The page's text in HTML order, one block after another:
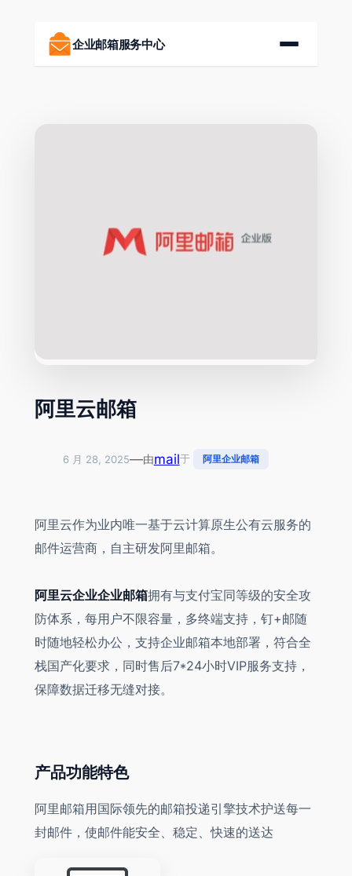
企业邮箱服务中心
阿里云邮箱
6 月 28, 2025—由mail于 阿里企业邮箱
阿里云作为业内唯一基于云计算原生公有云服务的
邮件运营商，自主研发阿里邮箱。
阿里云企业企业邮箱拥有与支付宝同等级的安全攻
防体系，每用户不限容量，多终端支持，钉+邮随
时随地轻松办公，支持企业邮箱本地部署，符合全
栈国产化要求，同时售后7*24小时VIP服务支持，
保障数据迁移无缝对接。
产品功能特色
阿里邮箱用国际领先的邮箱投递引擎技术护送每一
封邮件，使邮件能安全、稳定、快速的送达